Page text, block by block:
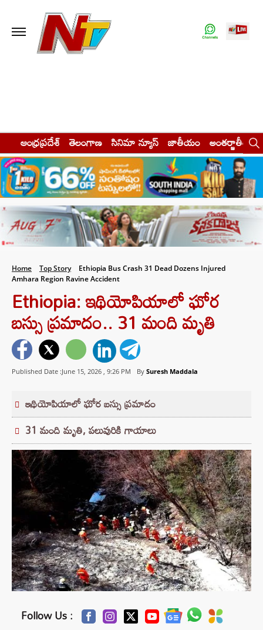
ఆంధ్రప్రదేశ్ తెలంగాణ సినిమా న్యూస్ జాతీయం అంతర్జాతీయం
Home Top Story
Ethiopia Bus Crash 31 Dead Dozens Injured
Amhara Region Ravine Accident
Ethiopia: ఇథియోపియాలో ఘోర
బస్సు ప్రమాదం.. 31 మంది మృతి
Published Date :June 15, 2026 , 9:26 PM By Suresh Maddala
ఇథియోపియాలో ఘోర బస్సు ప్రమాదం
31 మంది మృతి, పలువురికి గాయాలు
Follow Us :